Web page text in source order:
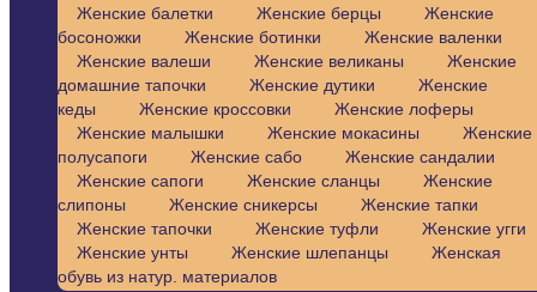
Женские балетки
Женские берцы
Женские
босоножки
Женские ботинки
Женские валенки
Женские валеши
Женские великаны
Женские
домашние тапочки
Женские дутики
Женские
кеды
Женские кроссовки
Женские лоферы
Женские малышки
Женские мокасины
Женские
полусапоги
Женские сабо
Женские сандалии
Женские сапоги
Женские сланцы
Женские
слипоны
Женские сникерсы
Женские тапки
Женские тапочки
Женские туфли
Женские угги
Женские унты
Женские шлепанцы
Женская
обувь из натур. материалов